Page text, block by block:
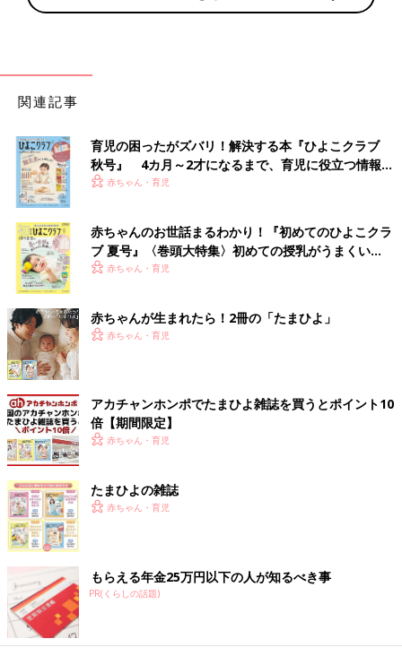
関連記事
育児の困ったがズバリ！解決する本『ひよこクラブ
秋号』 4カ月～2才になるまで、育児に役立つ情報が
いっぱい！
赤ちゃん・育児
赤ちゃんのお世話まるわかり！『初めてのひよこクラ
ブ 夏号』〈巻頭大特集〉初めての授乳がうまくい
く！ おっぱい・ミルクの基本と夏のトラブル 解決テ
赤ちゃん・育児
赤ちゃんが生まれたら！2冊の「たまひよ」
赤ちゃん・育児
アカチャンホンポでたまひよ雑誌を買うとポイント10
倍【期間限定】
赤ちゃん・育児
たまひよの雑誌
赤ちゃん・育児
もらえる年金25万円以下の人が知るべき事
PR(くらしの話題)